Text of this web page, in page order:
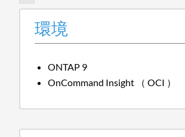
環境
ONTAP 9
OnCommand Insight （ OCI ）